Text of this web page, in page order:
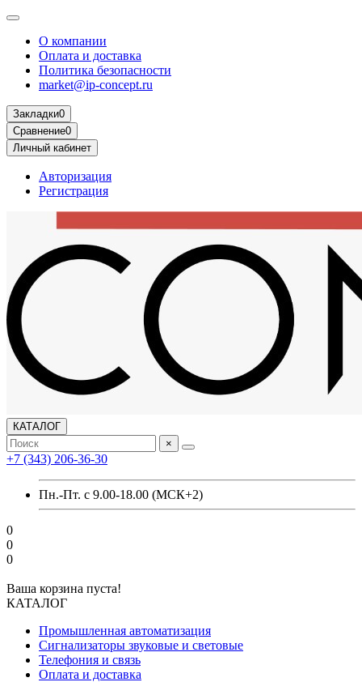
О компании
Оплата и доставка
Политика безопасности
market@ip-concept.ru
Закладки0
Сравнение0
Личный кабинет
Авторизация
Регистрация
КАТАЛОГ
×
+7 (343) 206-36-30
Пн.-Пт. с 9.00-18.00 (МСК+2)
0
0
0
Ваша корзина пуста!
КАТАЛОГ
Промышленная автоматизация
Сигнализаторы звуковые и световые
Телефония и связь
Оплата и доставка